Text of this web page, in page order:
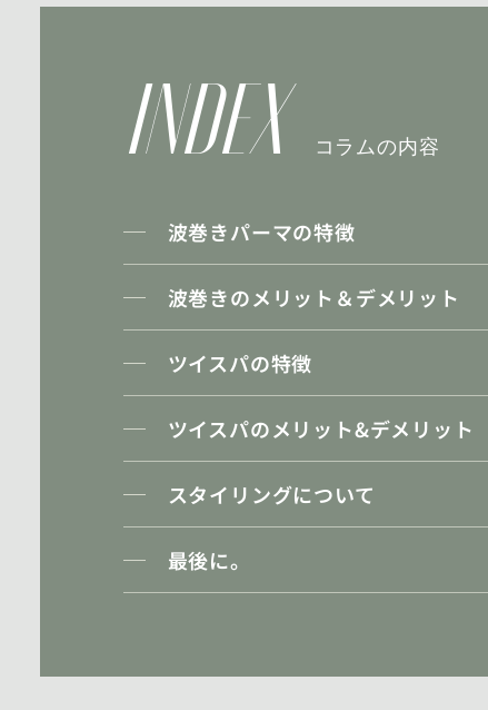
INDEX コラムの内容
波巻きパーマの特徴
波巻きのメリット＆デメリット
ツイスパの特徴
ツイスパのメリット&デメリット
スタイリングについて
最後に。